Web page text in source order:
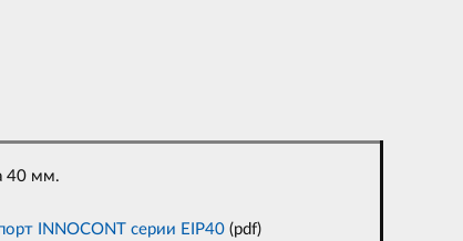
40 мм.
INNOCONT серии EIP40 (pdf)